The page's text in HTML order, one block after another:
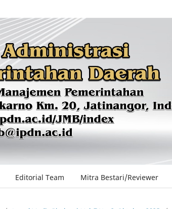
Editorial Team Mitra Bestari/Reviewer